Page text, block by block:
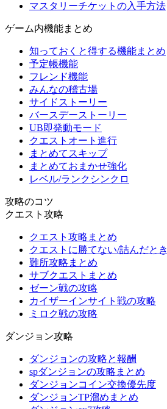
マスタリーチケットの入手方法
ゲーム内機能まとめ
知っておくと得する機能まとめ
予定帳機能
フレンド機能
みんなの稽古場
サイドストーリー
バースデーストーリー
UB即発動モード
クエストオート進行
まとめてスキップ
まとめておまかせ強化
レベル/ランクシンクロ
攻略のコツ
クエスト攻略
クエスト攻略まとめ
クエストに勝てない/詰んだとき
難所攻略まとめ
サブクエストまとめ
ゼーン戦の攻略
カイザーインサイト戦の攻略
ミロク戦の攻略
ダンジョン攻略
ダンジョンの攻略と報酬
spダンジョンの攻略まとめ
ダンジョンコイン交換優先度
ダンジョンTP溜めまとめ